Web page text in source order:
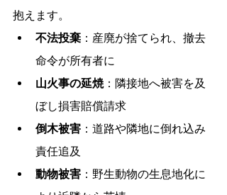
抱えます。
不法投棄 ：産廃が捨てられ、撤去
命令が所有者に
山火事の延焼：隣接地へ被害を及
ぼし損害賠償請求
倒木被害 ：道路や隣地に倒れ込み
責任追及
動物被害 ：野生動物の生息地化に